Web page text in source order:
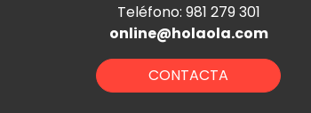
Teléfono: 981 279 301
online@holaola.com
CONTACTA